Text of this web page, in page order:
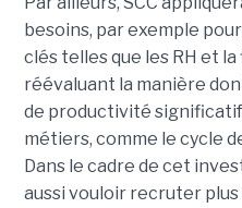
besoins, par exemple
clés telles que les RH et
réévaluant la manière
de productivité
métiers, comme le cycle
Dans le cadre de cet
aussi vouloir recruter